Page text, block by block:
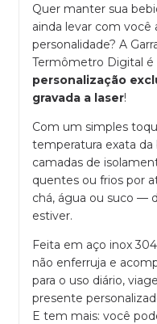
Quer manter sua
ainda levar com você
personalidade? A
Termômetro Digital
personalização
gravada a laser!
Com um simples
temperatura exata
camadas de
quentes ou frios por
chá, água ou suco —
estiver.
Feita em aço inox
não enferruja e
para o uso diário,
presente
E tem mais: você